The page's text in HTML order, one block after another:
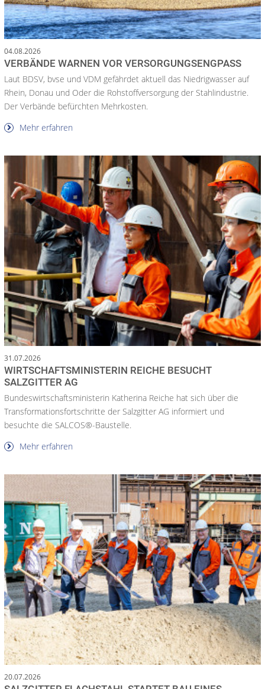
04.08.2026
VERBÄNDE WARNEN VOR VERSORGUNGSENGPASS
Laut BDSV, bvse und VDM gefährdet aktuell das Niedrigwasser auf
Rhein, Donau und Oder die Rohstoffversorgung der Stahlindustrie.
Der Verbände befürchten Mehrkosten.
Mehr erfahren
31.07.2026
WIRTSCHAFTSMINISTERIN REICHE BESUCHT
SALZGITTER AG
Bundeswirtschaftsministerin Katherina Reiche hat sich über die
Transformationsfortschritte der Salzgitter AG informiert und
besuchte die SALCOS®-Baustelle.
Mehr erfahren
20.07.2026